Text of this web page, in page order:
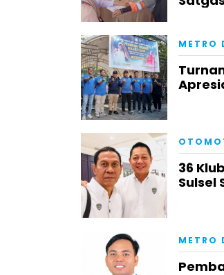
METRO
36
Sulsel
METRO